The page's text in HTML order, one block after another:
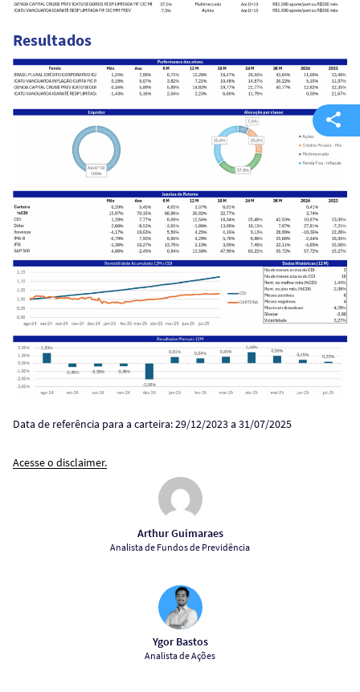
Resultados
Data de referência para a carteira: 29/12/2023 a 31/07/2025
Acesse o disclaimer.
Arthur Guimaraes
Analista de Fundos de Previdência
Ygor Bastos
Analista de Ações